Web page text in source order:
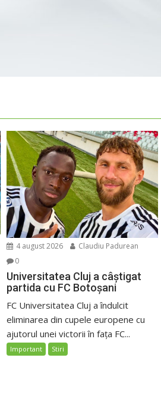
4 august 2026
Claudiu Padurean
0
Universitatea Cluj a câștigat
partida cu FC Botoșani
FC Universitatea Cluj a îndulcit
eliminarea din cupele europene cu
ajutorul unei victorii în fața FC...
Important Stiri